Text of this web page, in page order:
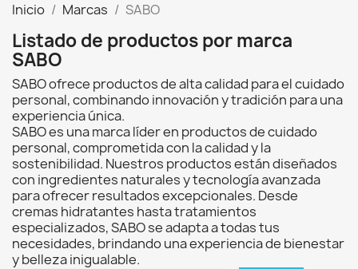
Inicio Marcas SABO
Listado de productos por marca
SABO
SABO ofrece productos de alta calidad para el cuidado
personal, combinando innovación y tradición para una
experiencia única.
SABO es una marca líder en productos de cuidado
personal, comprometida con la calidad y la
sostenibilidad. Nuestros productos están diseñados
con ingredientes naturales y tecnología avanzada
para ofrecer resultados excepcionales. Desde
cremas hidratantes hasta tratamientos
especializados, SABO se adapta a todas tus
necesidades, brindando una experiencia de bienestar
y belleza inigualable.